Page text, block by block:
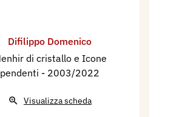
Difilippo Domenico
di cristallo e Icone
pendenti - 2003/2022
Visualizza scheda